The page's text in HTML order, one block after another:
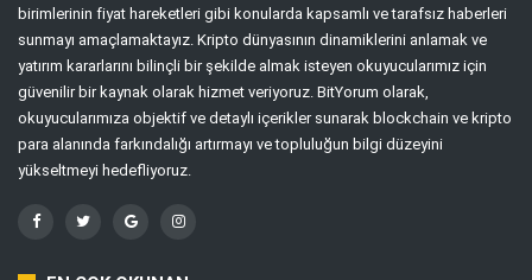
birimlerinin fiyat hareketleri gibi konularda kapsamlı ve tarafsız haberleri
sunmayı amaçlamaktayız. Kripto dünyasının dinamiklerini anlamak ve
yatırım kararlarını bilinçli bir şekilde almak isteyen okuyucularımız için
güvenilir bir kaynak olarak hizmet veriyoruz. BitYorum olarak,
okuyucularımıza objektif ve detaylı içerikler sunarak blockchain ve kripto
para alanında farkındalığı artırmayı ve topluluğun bilgi düzeyini
yükseltmeyi hedefliyoruz.